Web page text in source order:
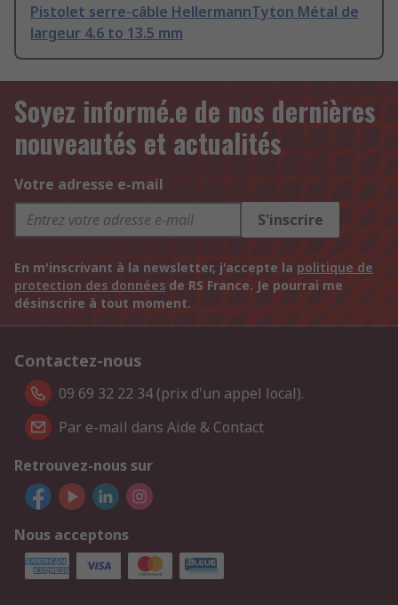
Pistolet serre-câble HellermannTyton Métal de
largeur 4.6 to 13.5 mm
Soyez informé.e de nos dernières
nouveautés et actualités
Votre adresse e-mail
S'inscrire
En m'inscrivant à la newsletter, j'accepte la politique de
protection des données de RS France. Je pourrai me
désinscrire à tout moment.
Contactez-nous
09 69 32 22 34 (prix d'un appel local).
Par e-mail dans Aide & Contact
Retrouvez-nous sur
Nous acceptons